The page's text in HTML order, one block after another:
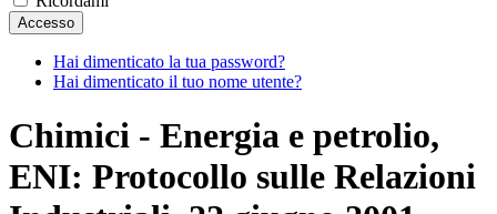
Accesso
Hai dimenticato la tua password?
Hai dimenticato il tuo nome utente?
Chimici - Energia e petrolio,
ENI: Protocollo sulle Relazioni